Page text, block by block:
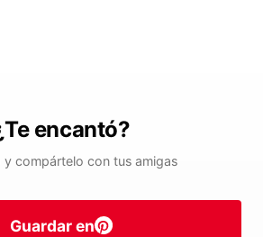
encantó?
y compártelo con tus amigas
Guardar en